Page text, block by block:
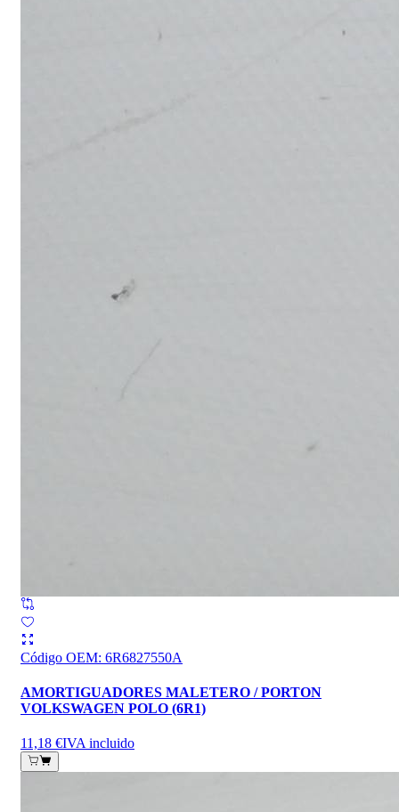
Código OEM: 6R6827550A
AMORTIGUADORES MALETERO / PORTON
VOLKSWAGEN POLO (6R1)
11,18 €IVA incluido